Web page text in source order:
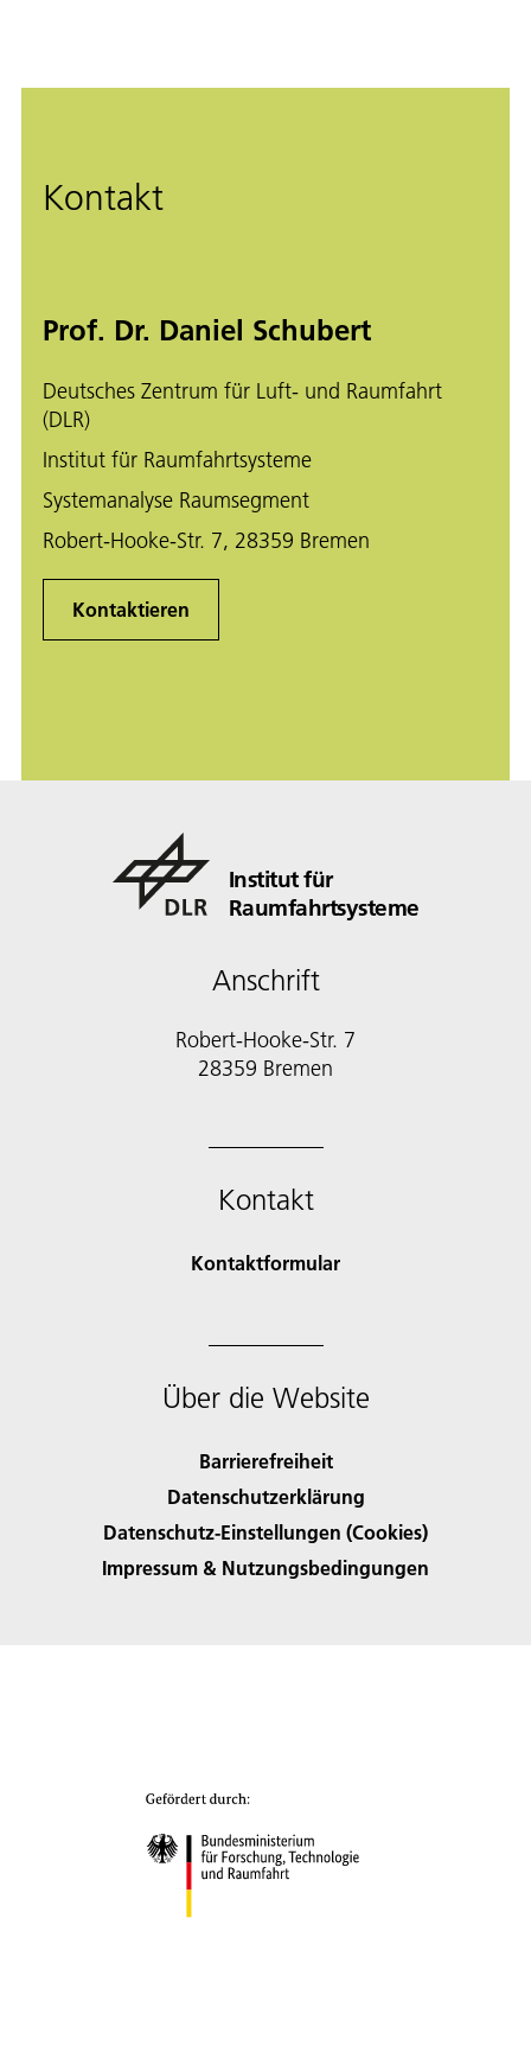
Kontakt
Prof. Dr. Daniel Schubert
Deutsches Zentrum für Luft- und Raumfahrt
(DLR)
Institut für Raumfahrtsysteme
Systemanalyse Raumsegment
Robert-Hooke-Str. 7, 28359 Bremen
Kontaktieren
Institut für
Raumfahrtsysteme
Anschrift
Robert-Hooke-Str. 7
28359 Bremen
Kontakt
Kontaktformular
Über die Website
Barrierefreiheit
Datenschutzerklärung
Datenschutz-Einstellungen (Cookies)
Impressum & Nutzungsbedingungen